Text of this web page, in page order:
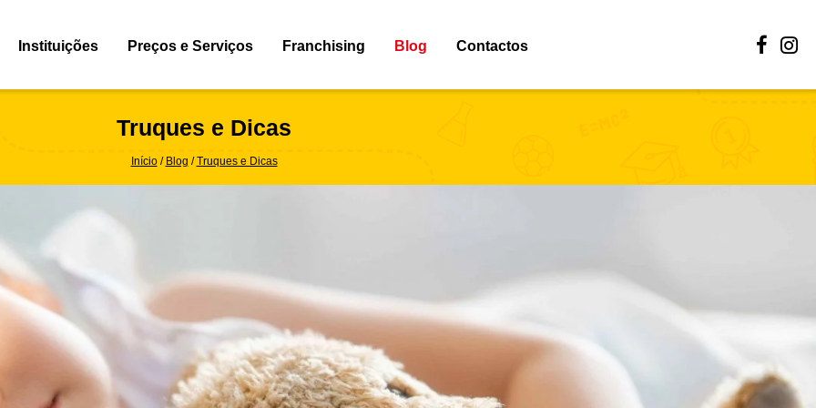
Instituições Preços e Serviços Franchising Blog Contactos
Truques e Dicas
Início Blog Truques e Dicas